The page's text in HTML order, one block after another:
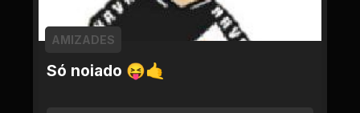
Só noiado 😝🤙
AMIZADES